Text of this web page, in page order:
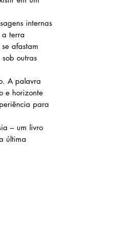
internas
terra
afastam
outras
A palavra
e horizonte
para
– um livro
última